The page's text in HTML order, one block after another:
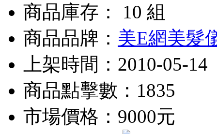
商品庫存： 10 組
商品品牌： 美E網美髮
上架時間：2010-05-14
商品點擊數：1835
市場價格： 9000元